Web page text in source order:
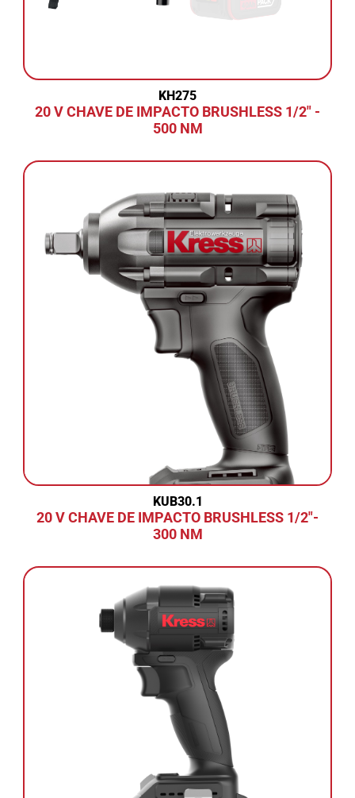
KH275
20 V CHAVE DE IMPACTO BRUSHLESS 1/2" -
500 NM
KUB30.1
20 V CHAVE DE IMPACTO BRUSHLESS 1/2"-
300 NM